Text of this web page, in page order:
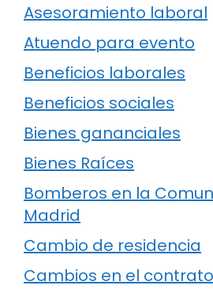
Asesoramiento laboral
Atuendo para evento
Beneficios laborales
Beneficios sociales
Bienes gananciales
Bienes Raíces
Bomberos en la
Madrid
Cambio de residencia
Cambios en el